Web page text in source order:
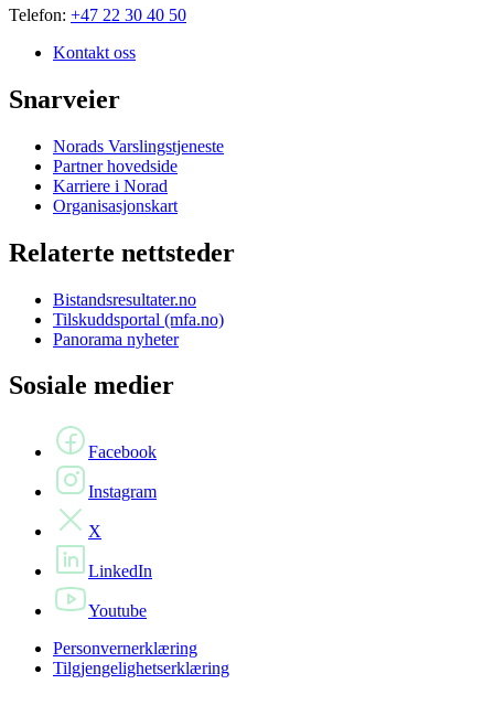
Telefon: +47 22 30 40 50
Kontakt oss
Snarveier
Norads Varslingstjeneste
Partner hovedside
Karriere i Norad
Organisasjonskart
Relaterte nettsteder
Bistandsresultater.no
Tilskuddsportal (mfa.no)
Panorama nyheter
Sosiale medier
Facebook
Instagram
X
LinkedIn
Youtube
Personvernerklæring
Tilgjengelighetserklæring